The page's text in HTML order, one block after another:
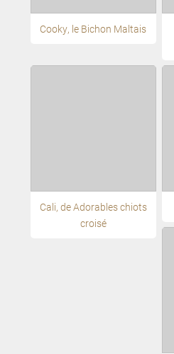
Cooky, le Bichon Maltais
Cali, de Adorables chiots
croisé